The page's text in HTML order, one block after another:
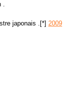
.
japonais .[*] 2009